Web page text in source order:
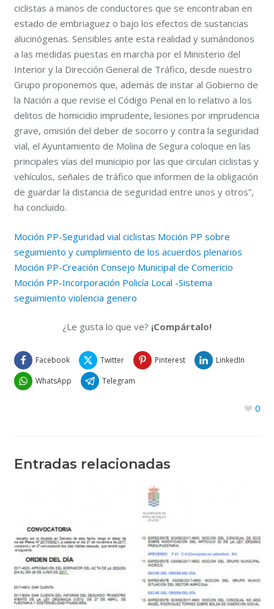
ciclistas a manos de conductores que se encontraban en
estado de embriaguez o bajo los efectos de sustancias
alucinógenas. Sensibles ante esta realidad y sumándonos
a las medidas puestas en marcha por el Ministerio del
Interior y la Dirección General de Tráfico, desde nuestro
Grupo proponemos que, además de instar al Gobierno de
la Nación a que revise el Código Penal en lo relativo a los
delitos de homicidio imprudente, lesiones por imprudencia
grave, omisión del deber de socorro y contra la seguridad
vial, el Ayuntamiento de Molina de Segura coloque en las
principales vías del municipio por las que circulan ciclistas y
vehículos, señales de tráfico que informen de la obligación
de guardar la distancia de seguridad entre unos y otros”,
ha concluido.
Moción PP-Seguridad vial ciclistas Moción PP sobre
seguimiento y cumplimiento de los acuerdos plenarios
Moción PP-Creación Consejo Municipal de Comericio
Moción PP-Incorporación Policía Local -Sistema
seguimiento violencia genero
¿Le gusta lo que ve? ¡Compártalo!
Facebook Twitter Pinterest
LinkedIn
WhatsApp
Telegram
0
Entradas relacionadas